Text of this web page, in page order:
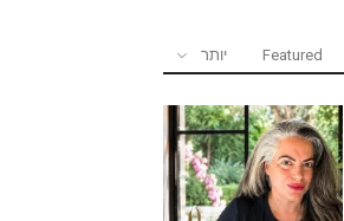
Featured יותר